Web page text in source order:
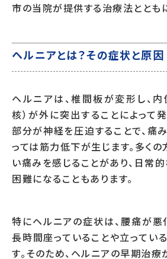
市の当院が提供する治療法ととも
ヘルニアとは？その症状と原因
ヘルニアは、椎間板が変形し、
核）が外に突出することによって
部分が神経を圧迫することで、痛
っては筋力低下が生じます。多く
い痛みを感じることがあり、日常
困難になることもあります。
特にヘルニアの症状は、腰痛が悪
長時間座っていることや立ってい
す。そのため、ヘルニアの早期治療